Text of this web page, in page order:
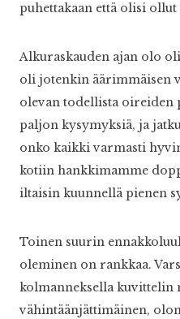
puhettakaan että olisi
Alkuraskauden ajan olo
oli jotenkin äärimmäisen
olevan todellista oireiden
paljon kysymyksiä, ja
onko kaikki varmasti
kotiin hankkimamme
iltaisin kuunnellä pienen
Toinen suurin
oleminen on rankkaa.
kolmanneksella kuvittelin
vähintäänjättimäinen,